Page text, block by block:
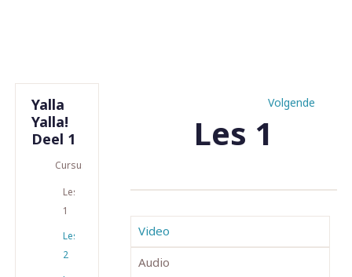
Yalla
Yalla!
Deel 1
Cursusmateriaal
Les
1
Les
2
Volgende
Les 1
Video
Audio